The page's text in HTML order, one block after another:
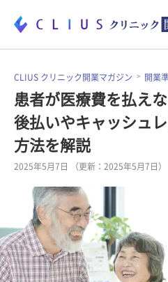
お役立ち資料
開業医のリアル
集患のコツ
CLIUS クリニック開業マガジン 開業
患者が医療費を払え
後払いやキャッシュ
方法を解説
2025年5月7日 （更新：2025年5月7日）